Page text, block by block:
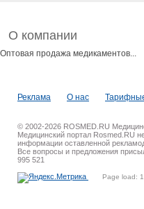
О компании
Оптовая продажа медикаментов...
Реклама О нас
© 2002-2026 ROSMED.RU
Медицинский портал Rosmed.RU
информации оставленной
Все вопросы и предложения
995 521
Page load: